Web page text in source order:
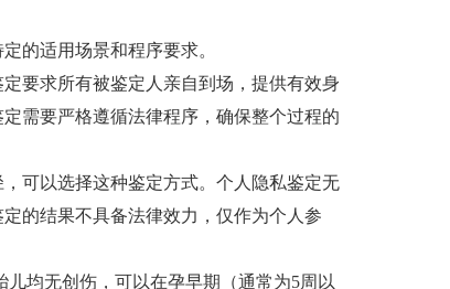
的适用场景和程序要求。
要求所有被鉴定人亲自到场，提供有效身
需要严格遵循法律程序，确保整个过程的
可以选择这种鉴定方式。个人隐私鉴定无
的结果不具备法律效力，仅作为个人参
均无创伤，可以在孕早期（通常为5周以